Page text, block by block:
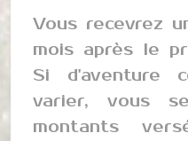
Vous recevrez
mois après le
Si d'aventure
varier, vous
montants